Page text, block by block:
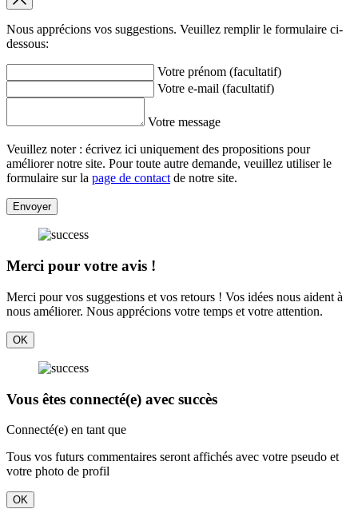
Nous apprécions vos suggestions. Veuillez remplir le formulaire ci-
dessous:
Votre prénom (facultatif)
Votre e-mail (facultatif)
Votre message
Veuillez noter : écrivez ici uniquement des propositions pour
améliorer notre site. Pour toute autre demande, veuillez utiliser le
formulaire sur la page de contactde notre site.
Envoyer
Merci pour votre avis !
Merci pour vos suggestions et vos retours ! Vos idées nous aident à
nous améliorer. Nous apprécions votre temps et votre attention.
OK
Vous êtes connecté(e) avec succès
Connecté(e) en tant que
Tous vos futurs commentaires seront affichés avec votre pseudo et
votre photo de profil
OK